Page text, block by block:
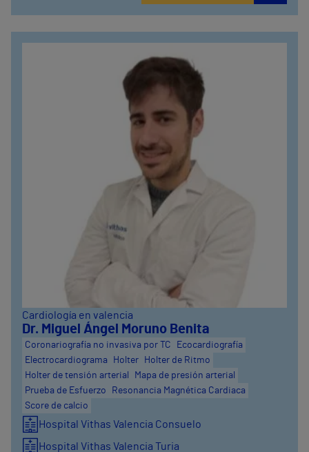
Cardiología en valencia
Dr. Miguel Ángel Moruno Benita
Coronariografía no invasiva por TC
Ecocardiografía
Electrocardiograma
Holter
Holter de Ritmo
Holter de tensión arterial
Mapa de presión arterial
Prueba de Esfuerzo
Resonancia Magnética Cardiaca
Score de calcio
Hospital Vithas Valencia Consuelo
Hospital Vithas Valencia Turia